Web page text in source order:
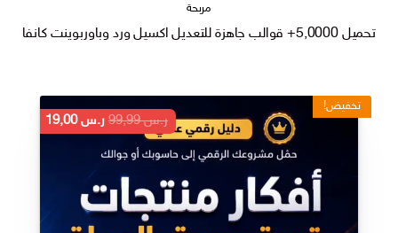
مربحة
تحميل 5,0000+ قوالب جاهزة للتعديل اكسيل ورد وباوربوينت كانفا (قوالب وملفات Excel، عروض PowerPoint باوربوينت Word)
تخفيض!
ر.س99,99
السعر
هو:
ر.س19,00